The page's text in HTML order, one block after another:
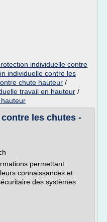
individuelle contre
individuelle contre les
chute hauteur /
travail en hauteur /
les chutes -
permettant
connaissances et
des systèmes